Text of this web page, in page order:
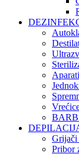
Grijači
Pribor